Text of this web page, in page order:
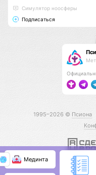
Cимулятор ноосферы
Подписаться
1995–2026 © Псиона
Мединта